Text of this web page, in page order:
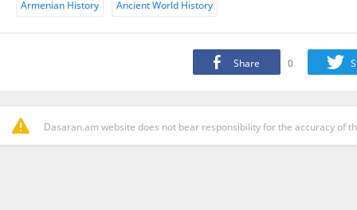
Armenian History Ancient World History
Share 0
Dasaran.am website does not bear responsibility for the accuracy of